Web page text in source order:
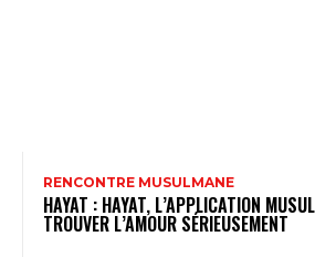
RENCONTRE MUSULMANE
HAYAT : HAYAT, L’APPLICATION
TROUVER L’AMOUR SÉRIEUSEMENT